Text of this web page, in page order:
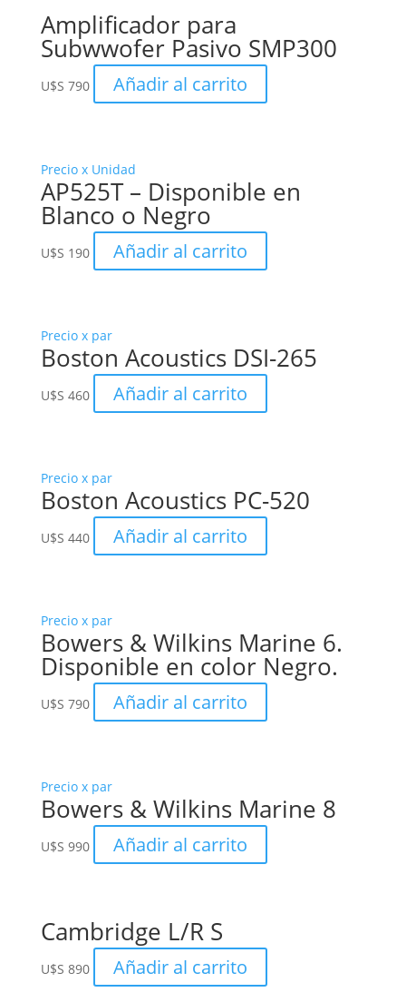
Amplificador para
Subwwofer Pasivo SMP300
U$S 790 Añadir al carrito
Precio x Unidad
AP525T – Disponible en
Blanco o Negro
U$S 190 Añadir al carrito
Precio x par
Boston Acoustics DSI-265
U$S 460 Añadir al carrito
Precio x par
Boston Acoustics PC-520
U$S 440 Añadir al carrito
Precio x par
Bowers & Wilkins Marine 6.
Disponible en color Negro.
U$S 790 Añadir al carrito
Precio x par
Bowers & Wilkins Marine 8
U$S 990 Añadir al carrito
Cambridge L/R S
U$S 890 Añadir al carrito